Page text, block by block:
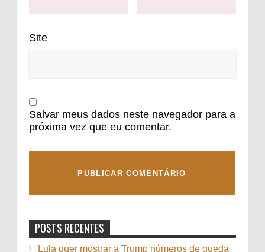
Site
Salvar meus dados neste navegador para a
próxima vez que eu comentar.
POSTS RECENTES
Lula quer mostrar a Trump números de queda